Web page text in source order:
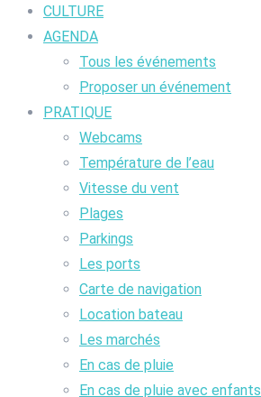
CULTURE
AGENDA
Tous les événements
Proposer un événement
PRATIQUE
Webcams
Température de l’eau
Vitesse du vent
Plages
Parkings
Les ports
Carte de navigation
Location bateau
Les marchés
En cas de pluie
En cas de pluie avec enfants